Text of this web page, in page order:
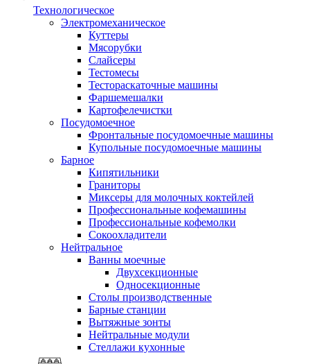
Технологическое
Электромеханическое
Куттеры
Мясорубки
Слайсеры
Тестомесы
Тестораскаточные машины
Фаршемешалки
Картофелечистки
Посудомоечное
Фронтальные посудомоечные машины
Купольные посудомоечные машины
Барное
Кипятильники
Граниторы
Миксеры для молочных коктейлей
Профессиональные кофемашины
Профессиональные кофемолки
Сокоохладители
Нейтральное
Ванны моечные
Двухсекционные
Односекционные
Столы производственные
Барные станции
Вытяжные зонты
Нейтральные модули
Стеллажи кухонные